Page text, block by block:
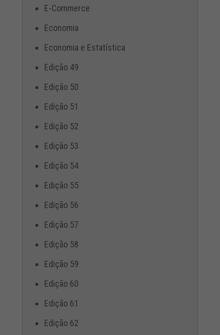
E-Commerce
Economia
Economia e Estatística
Edição 49
Edição 50
Edição 51
Edição 52
Edição 53
Edição 54
Edição 55
Edição 56
Edição 57
Edição 58
Edição 59
Edição 60
Edição 61
Edição 62